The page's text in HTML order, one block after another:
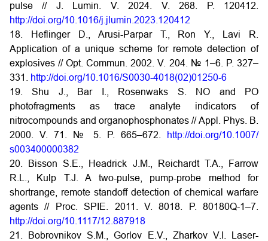
pulse // J. Lumin. V. 2024. V. 268. P. 120412.
http://doi.org/10.1016/j.jlumin.2023.120412
18. Heflinger D., Arusi-Parpar T., Ron Y., Lavi R.
Application of a unique scheme for remote detection of
explosives // Opt. Commun. 2002. V. 204. № 1–6. P. 327–
331.
http://doi.org/10.1016/S0030-4018(02)01250-6
19. Shu J., Bar I., Rosenwaks S. NO and PO
photofragments as trace analyte indicators of
nitrocompounds and organophosphonates // Appl. Phys. B.
2000. V. 71. № 5. P. 665–672.
http://doi.org/10.1007/
s003400000382
20. Bisson S.E., Headrick J.M., Reichardt T.A., Farrow
R.L., Kulp T.J. A two-pulse, pump-probe method for
shortrange, remote standoff detection of chemical warfare
agents // Proc. SPIE. 2011. V. 8018. P. 80180Q-1–7.
http://doi.org/10.1117/12.887918
21. Bobrovnikov S.M., Gorlov E.V., Zharkov V.I. Laser-